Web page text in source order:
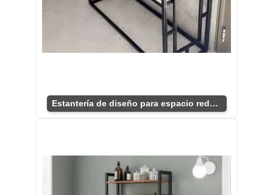
Estantería de diseño para espacio reducido